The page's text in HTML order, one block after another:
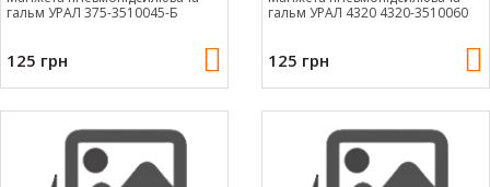
гальм УРАЛ 375-3510045-Б
125 грн
гальм УРАЛ 4320 4320-3510060
125 грн